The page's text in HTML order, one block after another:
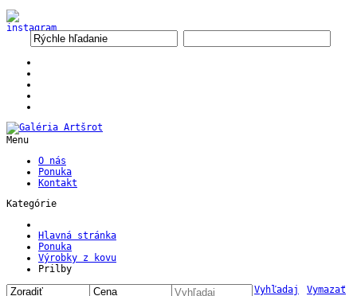
Menu
O nás
Ponuka
Kontakt
Kategórie
Hlavná stránka
Ponuka
Výrobky z kovu
Prilby
Vyhľadaj
Vymazať